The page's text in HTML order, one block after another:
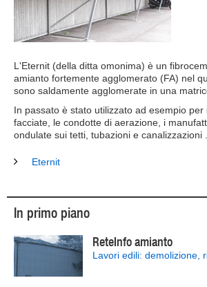
L'Eternit (della ditta omonima) è un
amianto fortemente agglomerato (FA) nel
sono saldamente agglomerate in una
In passato è stato utilizzato ad esempio per
facciate, le condotte di aerazione, i
ondulate sui tetti, tubazioni e canalizzazioni ...
Eternit
In primo piano
ReteInfo amianto
Lavori edili: demolizione,